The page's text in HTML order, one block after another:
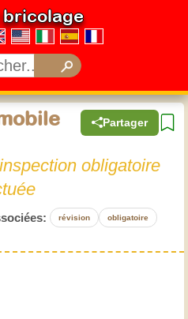
bricolage
Partager
obligatoire
révision obligatoire